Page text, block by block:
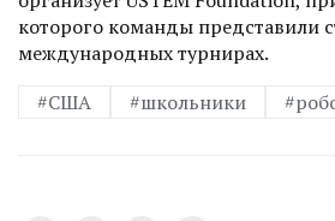
которого команды представили
международных турнирах.
#США
#школьники